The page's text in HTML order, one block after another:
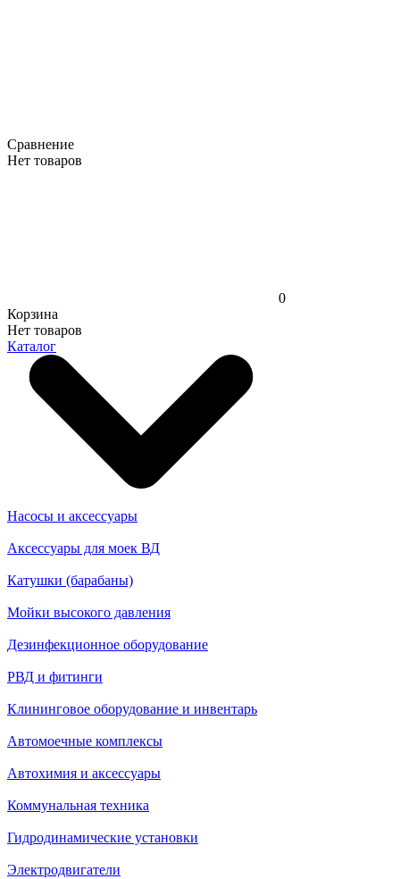
Сравнение
Нет товаров
0
Корзина
Нет товаров
Каталог
Насосы и аксессуары
Аксессуары для моек ВД
Катушки (барабаны)
Мойки высокого давления
Дезинфекционное оборудование
РВД и фитинги
Клининговое оборудование и инвентарь
Автомоечные комплексы
Автохимия и аксессуары
Коммунальная техника
Гидродинамические установки
Электродвигатели